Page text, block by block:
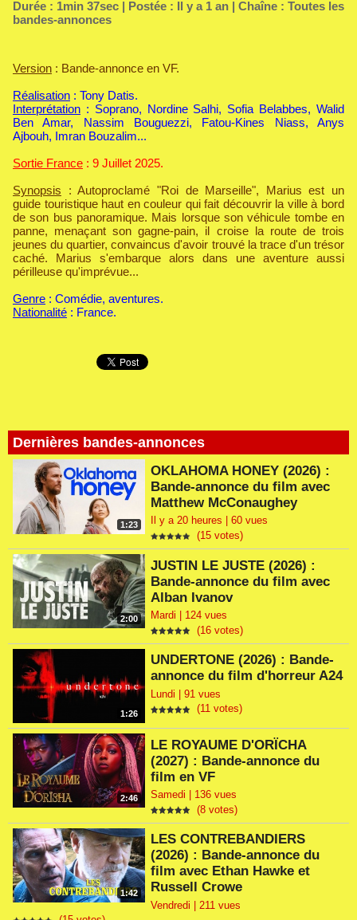
Dernières bandes-annonces
1:23
OKLAHOMA HONEY (2026) :
Bande-annonce du film avec
Matthew McConaughey
Il y a 20 heures | 60 vues
(15 votes)
2:00
JUSTIN LE JUSTE (2026) :
Bande-annonce du film avec
Alban Ivanov
Mardi | 124 vues
(16 votes)
1:26
UNDERTONE (2026) : Bande-
annonce du film d'horreur A24
Lundi | 91 vues
(11 votes)
2:46
LE ROYAUME D'ORÏCHA
(2027) : Bande-annonce du
film en VF
Samedi | 136 vues
(8 votes)
1:42
LES CONTREBANDIERS
(2026) : Bande-annonce du
film avec Ethan Hawke et
Russell Crowe
Vendredi | 211 vues
Durée : 1min 37sec | Postée : Il y a 1 an | Chaîne : Toutes les
bandes-annonces
Version : Bande-annonce en VF.
Réalisation : Tony Datis.
Interprétation : Soprano, Nordine Salhi, Sofia Belabbes, Walid
Ben Amar, Nassim Bouguezzi, Fatou-Kines Niass, Anys
Ajbouh, Imran Bouzalim...
Sortie France : 9 Juillet 2025.
Synopsis : Autoproclamé "Roi de Marseille", Marius est un
guide touristique haut en couleur qui fait découvrir la ville à bord
de son bus panoramique. Mais lorsque son véhicule tombe en
panne, menaçant son gagne-pain, il croise la route de trois
jeunes du quartier, convaincus d'avoir trouvé la trace d'un trésor
caché. Marius s'embarque alors dans une aventure aussi
périlleuse qu'imprévue...
Genre : Comédie, aventures.
Nationalité : France.